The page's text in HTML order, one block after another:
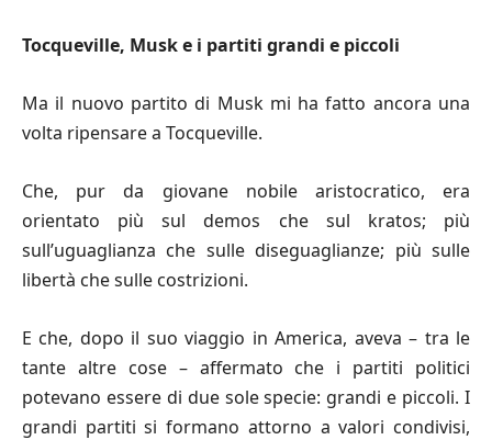
Tocqueville, Musk e i partiti grandi e piccoli
Ma il nuovo partito di Musk mi ha fatto ancora una
volta ripensare a Tocqueville.
Che, pur da giovane nobile aristocratico, era
orientato più sul demos che sul kratos; più
sull’uguaglianza che sulle diseguaglianze; più sulle
libertà che sulle costrizioni.
E che, dopo il suo viaggio in America, aveva – tra le
tante altre cose – affermato che i partiti politici
potevano essere di due sole specie: grandi e piccoli. I
grandi partiti si formano attorno a valori condivisi,